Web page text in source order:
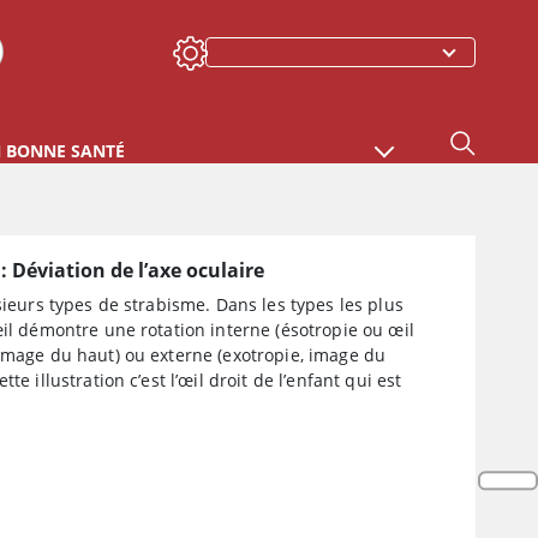
BONNE SANTÉ
Déviation de l’axe oculaire
types de strabisme. Dans les types les plus
démontre une rotation interne (ésotropie ou œil
du haut) ou externe (exotropie, image du
illustration c’est l’œil droit de l’enfant qui est